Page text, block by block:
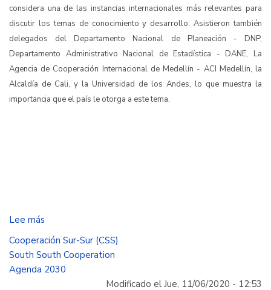
considera una de las instancias internacionales más relevantes para
discutir los temas de conocimiento y desarrollo. Asistieron también
delegados del Departamento Nacional de Planeación - DNP,
Departamento Administrativo Nacional de Estadística - DANE, La
Agencia de Cooperación Internacional de Medellín - ACI Medellín, la
Alcaldía de Cali, y la Universidad de los Andes, lo que muestra la
importancia que el país le otorga a este tema.
Lee más
Identificar
líderes
de
Cooperación Sur-Sur (CSS)
South South Cooperation
Agenda 2030
Modificado el Jue, 11/06/2020 - 12:53